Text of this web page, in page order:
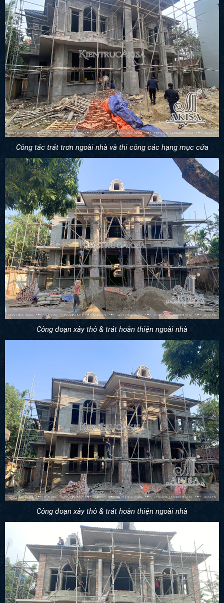
Công tác trát trơn ngoài nhà và thi công các hạng mục cửa
Công đoạn xây thô & trát hoàn thiện ngoài nhà
Công đoạn xây thô & trát hoàn thiện ngoài nhà